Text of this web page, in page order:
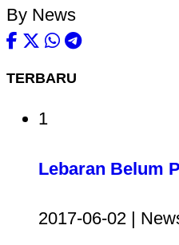
By News
TERBARU
1
Lebaran Belum
2017-06-02 |